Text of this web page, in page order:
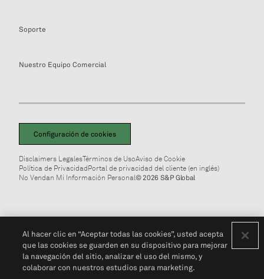
Soporte
Nuestro Equipo Comercial
Configuración de cookies
Disclaimers LegalesTérminos de UsoAviso de Cookie
Política de PrivacidadPortal de privacidad del cliente (en inglés)
No Vendan Mi Información Personal© 2026 S&P Global
Al hacer clic en “Aceptar todas las cookies”, usted acepta
que las cookies se guarden en su dispositivo para mejorar
la navegación del sitio, analizar el uso del mismo, y
colaborar con nuestros estudios para marketing.